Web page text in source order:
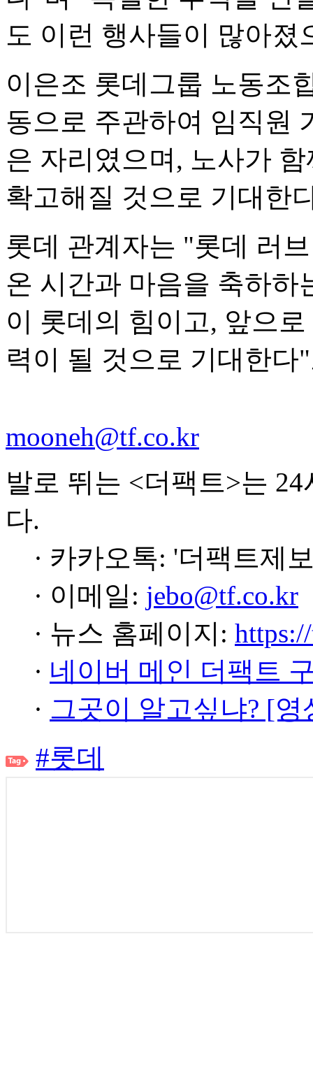
도 이런 행사들이 많아졌
이은조 롯데그룹 노동조
동으로 주관하여 임직원
은 자리였으며, 노사가
확고해질 것으로 기대한
롯데 관계자는 "롯데 러
온 시간과 마음을 축하
이 롯데의 힘이고, 앞으
력이 될 것으로 기대한다
mooneh@tf.co.kr
발로 뛰는 <더팩트>는
다.
· 카카오톡: '더팩트제
· 이메일: jebo@tf.co.kr
· 뉴스 홈페이지:
· 네이버 메인 더팩트
· 그곳이 알고싶냐? [
#롯데